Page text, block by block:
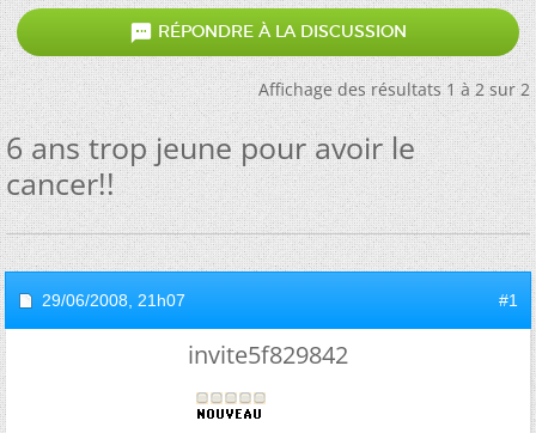
 RÉPONDRE À LA DISCUSSION
Affichage des résultats 1 à 2 sur 2
6 ans trop jeune pour avoir le
cancer!!
29/06/2008, 21h07 #1
invite5f829842